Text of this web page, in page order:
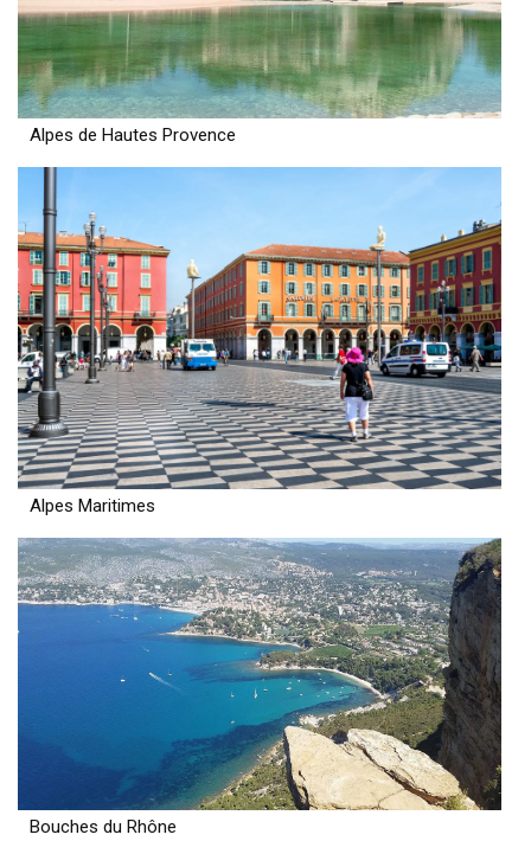
Alpes de Hautes Provence
Alpes Maritimes
Bouches du Rhône